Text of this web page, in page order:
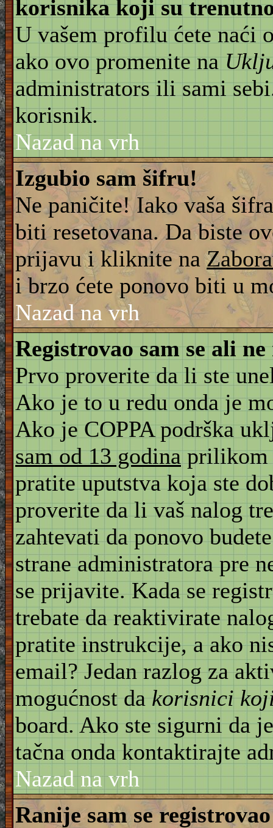
korisnika koji su
U vašem profilu ćete naći
ako ovo promenite na
administrators ili sami
korisnik.
Nazad na vrh
Izgubio sam šifru!
Ne paničite! Iako vaša
biti resetovana. Da biste
prijavu i kliknite na
i brzo ćete ponovo biti u
Nazad na vrh
Registrovao sam se ali
Prvo proverite da li ste
Ako je to u redu onda je
Ako je COPPA podrška
sam od 13 godinaprilikom
pratite uputstva koja ste
proverite da li vaš nalog
zahtevati da ponovo
strane administratora pre
se prijavite. Kada se
trebate da reaktivirate
pratite instrukcije, a ako
email? Jedan razlog za
mogućnost dakorisnici
board. Ako ste sigurni da
tačna onda kontaktirajte
Nazad na vrh
Ranije sam se